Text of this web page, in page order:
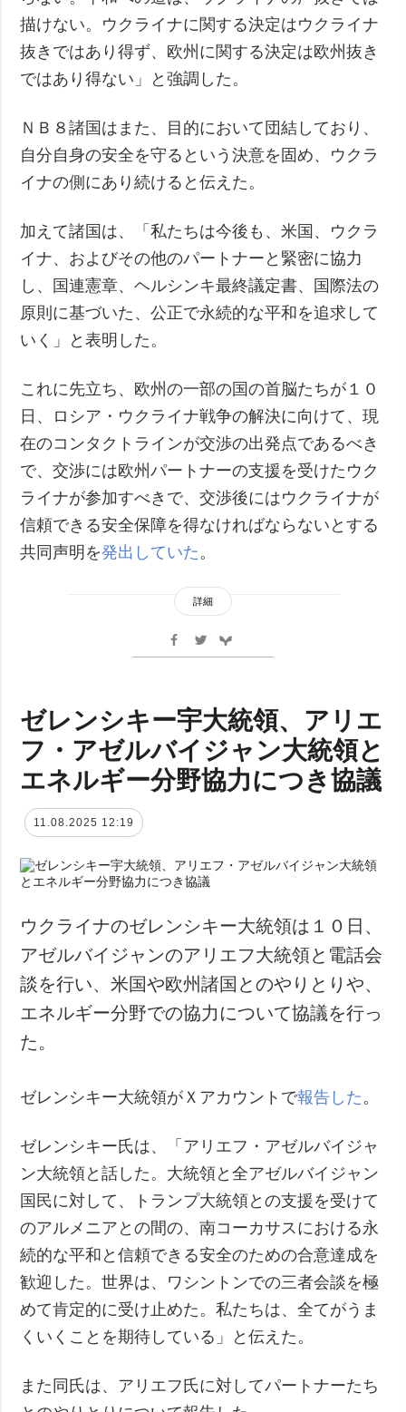
描けない。ウクライナに関する決定はウクライナ
抜きではあり得ず、欧州に関する決定は欧州抜き
ではあり得ない」と強調した。
ＮＢ８諸国はまた、目的において団結しており、
自分自身の安全を守るという決意を固め、ウクラ
イナの側にあり続けると伝えた。
加えて諸国は、「私たちは今後も、米国、ウクラ
イナ、およびその他のパートナーと緊密に協力
し、国連憲章、ヘルシンキ最終議定書、国際法の
原則に基づいた、公正で永続的な平和を追求して
いく」と表明した。
これに先立ち、欧州の一部の国の首脳たちが１０
日、ロシア・ウクライナ戦争の解決に向けて、現
在のコンタクトラインが交渉の出発点であるべき
で、交渉には欧州パートナーの支援を受けたウク
ライナが参加すべきで、交渉後にはウクライナが
信頼できる安全保障を得なければならないとする
共同声明を発出していた。
詳細
ゼレンシキー宇大統領、アリエ
フ・アゼルバイジャン大統領と
エネルギー分野協力につき協議
11.08.2025 12:19
ウクライナのゼレンシキー大統領は１０日、
アゼルバイジャンのアリエフ大統領と電話会
談を行い、米国や欧州諸国とのやりとりや、
エネルギー分野での協力について協議を行っ
た。
ゼレンシキー大統領がＸアカウントで報告した。
ゼレンシキー氏は、「アリエフ・アゼルバイジャ
ン大統領と話した。大統領と全アゼルバイジャン
国民に対して、トランプ大統領との支援を受けて
のアルメニアとの間の、南コーカサスにおける永
続的な平和と信頼できる安全のための合意達成を
歓迎した。世界は、ワシントンでの三者会談を極
めて肯定的に受け止めた。私たちは、全てがうま
くいくことを期待している」と伝えた。
また同氏は、アリエフ氏に対してパートナーたち